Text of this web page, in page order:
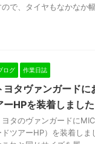
ので、タイヤもなかなか
ログ 作業日誌
ヨタヴァンガードに
ーHPを装着しまし
ヨタのヴァンガードに
ドツアーHP）を装着し